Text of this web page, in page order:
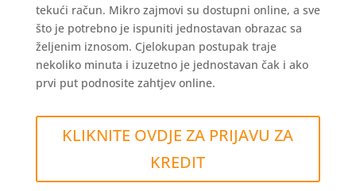
tekući račun. Mikro zajmovi su dostupni online, a sve
što je potrebno je ispuniti jednostavan obrazac sa
željenim iznosom. Cjelokupan postupak traje
nekoliko minuta i izuzetno je jednostavan čak i ako
prvi put podnosite zahtjev online.
KLIKNITE OVDJE ZA PRIJAVU ZA
KREDIT